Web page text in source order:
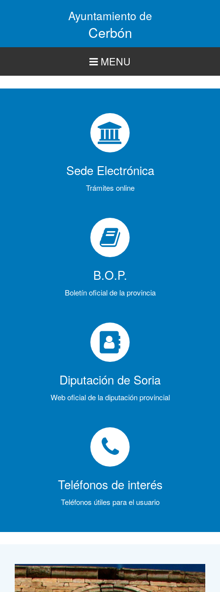
Ayuntamiento de
Cerbón
MENU
Sede Electrónica
Trámites online
B.O.P.
Boletín oficial de la provincia
Diputación de Soria
Web oficial de la diputación provincial
Teléfonos de interés
Teléfonos útiles para el usuario